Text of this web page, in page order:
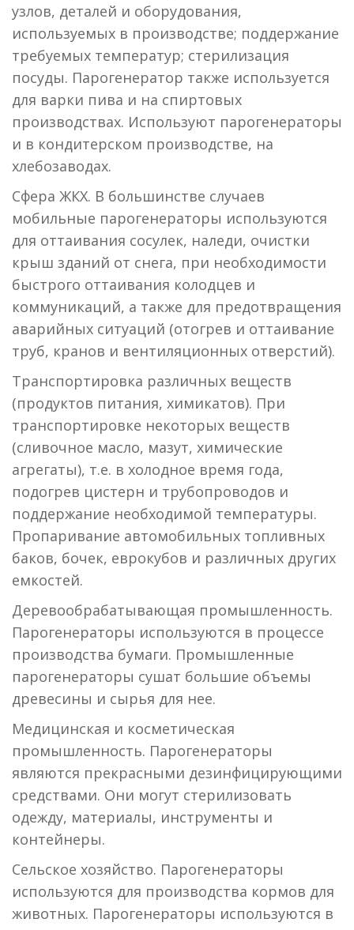
узлов, деталей и оборудования,
используемых в производстве; поддержание
требуемых температур; стерилизация
посуды. Парогенератор также используется
для варки пива и на спиртовых
производствах. Используют парогенераторы
и в кондитерском производстве, на
хлебозаводах.
Сфера ЖКХ. В большинстве случаев
мобильные парогенераторы используются
для оттаивания сосулек, наледи, очистки
крыш зданий от снега, при необходимости
быстрого оттаивания колодцев и
коммуникаций, а также для предотвращения
аварийных ситуаций (отогрев и оттаивание
труб, кранов и вентиляционных отверстий).
Транспортировка различных веществ
(продуктов питания, химикатов). При
транспортировке некоторых веществ
(сливочное масло, мазут, химические
агрегаты), т.е. в холодное время года,
подогрев цистерн и трубопроводов и
поддержание необходимой температуры.
Пропаривание автомобильных топливных
баков, бочек, еврокубов и различных других
емкостей.
Деревообрабатывающая промышленность.
Парогенераторы используются в процессе
производства бумаги. Промышленные
парогенераторы сушат большие объемы
древесины и сырья для нее.
Медицинская и косметическая
промышленность. Парогенераторы
являются прекрасными дезинфицирующими
средствами. Они могут стерилизовать
одежду, материалы, инструменты и
контейнеры.
Сельское хозяйство. Парогенераторы
используются для производства кормов для
животных. Парогенераторы используются в